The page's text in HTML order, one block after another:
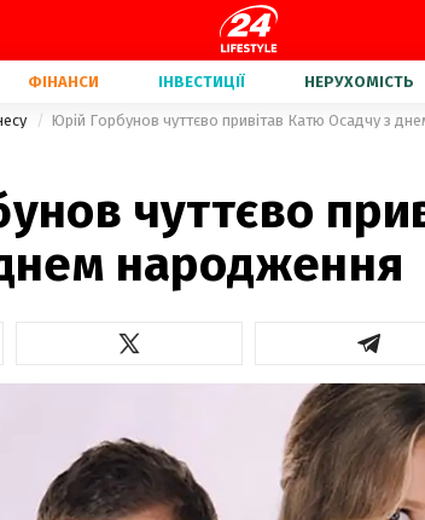
ФІНАНСИ ІНВЕСТИЦІЇ НЕРУХОМІСТЬ
Юрій Горбунов чуттєво привітав Катю Осадчу з
чуттєво
народження